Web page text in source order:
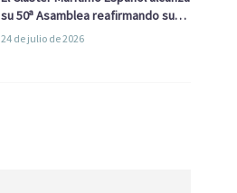
su 50ª Asamblea reafirmando su
liderazgo en la Economía Azul
24 de julio de 2026